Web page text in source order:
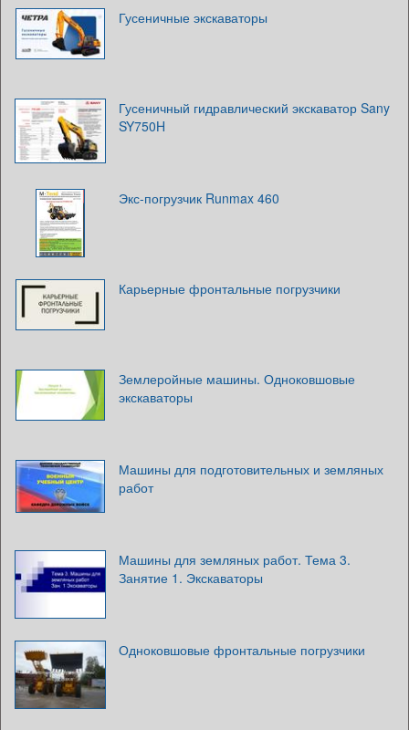
Гусеничные экскаваторы
Гусеничный гидравлический экскаватор Sany
SY750H
Экс-погрузчик Runmax 460
Карьерные фронтальные погрузчики
Землеройные машины. Одноковшовые
экскаваторы
Машины для подготовительных и земляных
работ
Машины для земляных работ. Тема 3.
Занятие 1. Экскаваторы
Одноковшовые фронтальные погрузчики